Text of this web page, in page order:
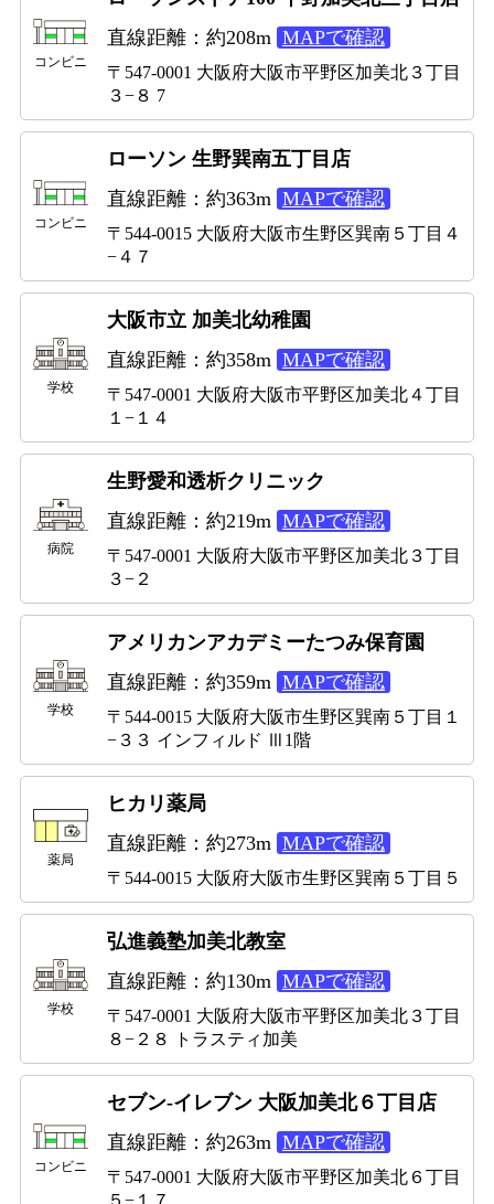
コンビニ
直線距離：約208m MAPで確認
〒547-0001 大阪府大阪市平野区加美北３丁目
３−８ 7
コンビニ
ローソン 生野巽南五丁目店
直線距離：約363m MAPで確認
〒544-0015 大阪府大阪市生野区巽南５丁目４
−４７
学校
大阪市立 加美北幼稚園
直線距離：約358m MAPで確認
〒547-0001 大阪府大阪市平野区加美北４丁目
１−１４
病院
生野愛和透析クリニック
直線距離：約219m MAPで確認
〒547-0001 大阪府大阪市平野区加美北３丁目
３−２
学校
アメリカンアカデミーたつみ保育園
直線距離：約359m MAPで確認
〒544-0015 大阪府大阪市生野区巽南５丁目１
−３３ インフィルド Ⅲ1階
薬局
ヒカリ薬局
直線距離：約273m MAPで確認
〒544-0015 大阪府大阪市生野区巽南５丁目５
学校
弘進義塾加美北教室
直線距離：約130m MAPで確認
〒547-0001 大阪府大阪市平野区加美北３丁目
８−２８ トラスティ加美
コンビニ
セブン-イレブン 大阪加美北６丁目店
直線距離：約263m MAPで確認
〒547-0001 大阪府大阪市平野区加美北６丁目
５−１７